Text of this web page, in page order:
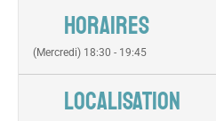
HORAIRES
(Mercredi) 18:30 - 19:45
LOCALISATION